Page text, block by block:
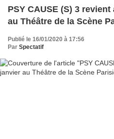
PSY CAUSE (S) 3
au Théâtre de la Scène
Publié le 16/01/2020 à 17:56
Par Spectatif